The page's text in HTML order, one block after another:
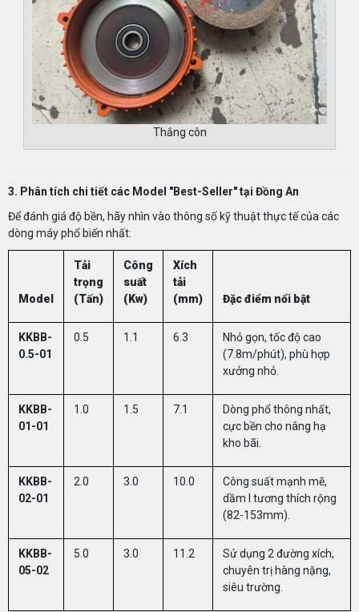
Thắng côn
3. Phân tích chi tiết các Model "Best-Seller" tại Đồng An
Để đánh giá độ bền, hãy nhìn vào thông số kỹ thuật thực tế của các
dòng máy phổ biến nhất:
Model
Tải
trọng
(Tấn)
Công
suất
(Kw)
Xích
tải
(mm)
Đặc điểm nổi bật
KKBB-
0.5-01
0.5 1.1 6.3
Nhỏ gọn, tốc độ cao
(7.8m/phút), phù hợp
xưởng nhỏ.
KKBB-
01-01
1.0 1.5 7.1
Dòng phổ thông nhất,
cực bền cho nâng hạ
kho bãi.
KKBB-
02-01
2.0 3.0 10.0
Công suất mạnh mẽ,
dầm I tương thích rộng
(82-153mm).
KKBB-
05-02
5.0 3.0 11.2
Sử dụng 2 đường xích,
chuyên trị hàng nặng,
siêu trường.